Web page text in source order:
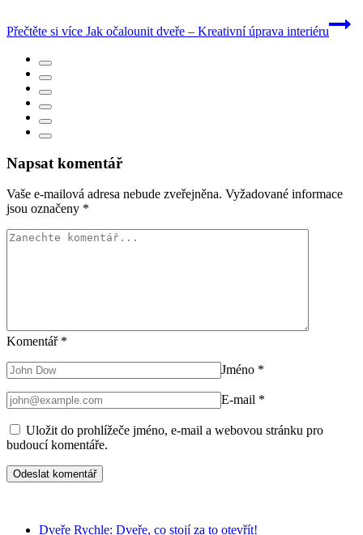
Přečtěte si více Jak očalounit dveře – Kreativní úprava interiéru
Napsat komentář
Vaše e-mailová adresa nebude zveřejněna. Vyžadované informace
jsou označeny *
Komentář *
Jméno *
E-mail *
Uložit do prohlížeče jméno, e-mail a webovou stránku pro
budoucí komentáře.
Dveře Rychle: Dveře, co stojí za to otevřít!